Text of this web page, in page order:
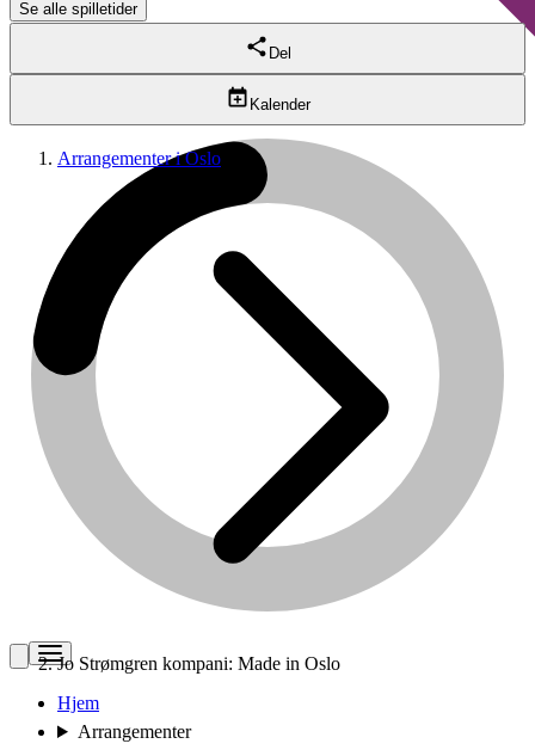
Hjem
Arrangementer
Se alle spilletider
Del
Kalender
Arrangementer i Oslo
Jo Strømgren kompani: Made in Oslo